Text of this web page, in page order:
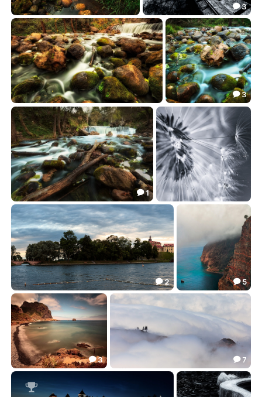
***
14.42
***
14.11
 3
***
16.37
***
10.38
 3
***
37.93
 1
***

Несвижский замок
 17.11
 2
Без названия
37.30
 5
***
19.67
 3
|||__o
 7
